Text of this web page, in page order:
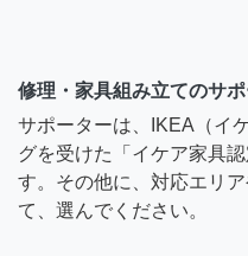
修理・家具組み立てのサ
サポーターは、IKEA（イ
グを受けた「イケア家具
す。その他に、対応エリ
て、選んでください。